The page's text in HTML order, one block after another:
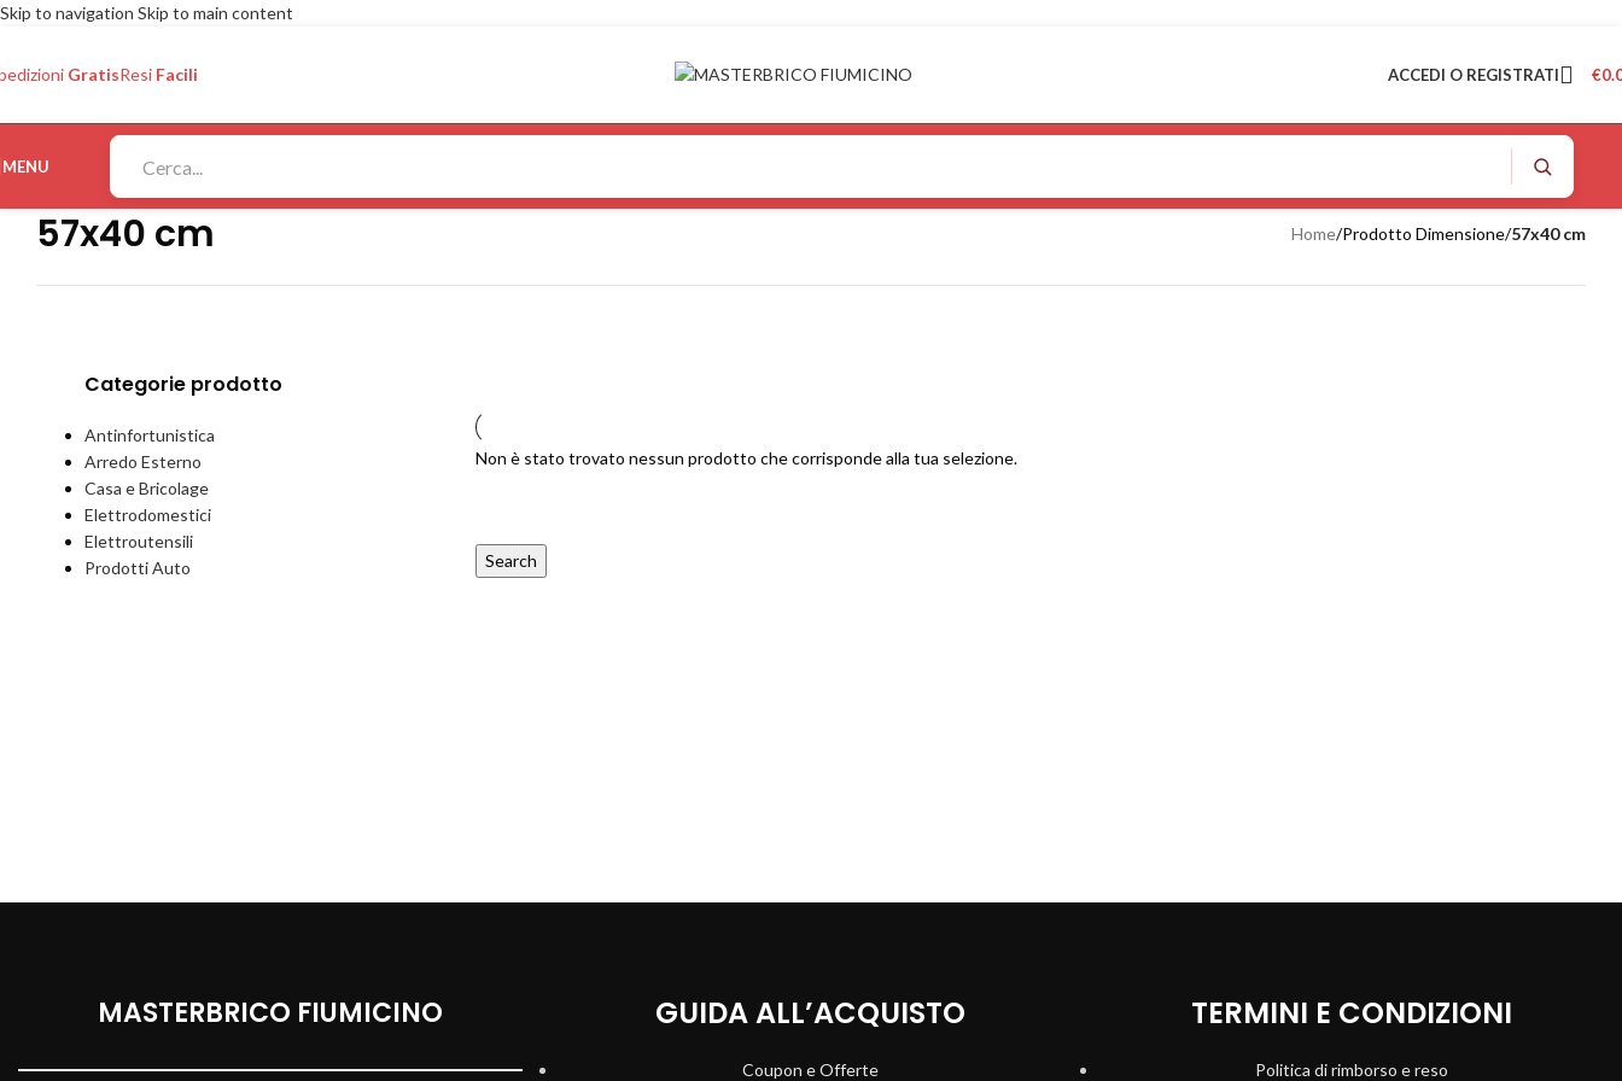
Skip to navigation Skip to main content
GratisResi Facili ACCEDI O REGISTRATI €
MENU
57x40 cm Home/Prodotto Dimensione/57x40 cm
Categorie prodotto
Antinfortunistica
Arredo Esterno
Casa e Bricolage
Elettrodomestici
Elettroutensili
Prodotti Auto
Non è stato trovato nessun prodotto che corrisponde alla tua selezione.
Search
MASTERBRICO FIUMICINO GUIDA ALL’ACQUISTO
Coupon e Offerte
TERMINI E CONDIZIONI
Politica di rimborso e reso